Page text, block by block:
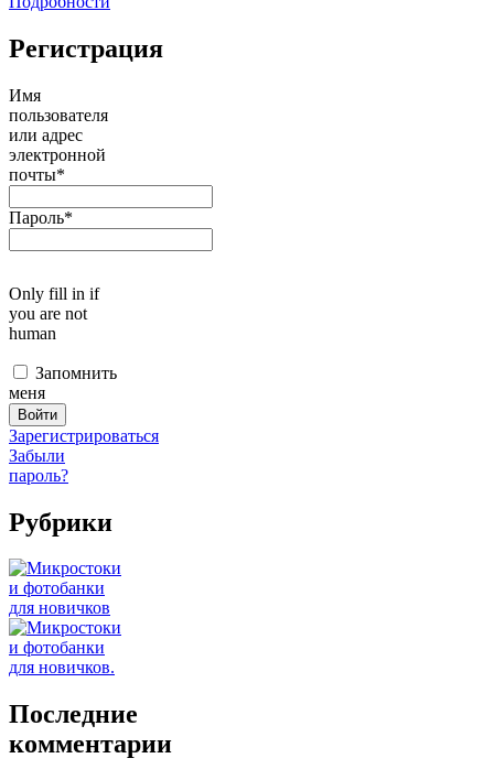
Регистрация
Имя
пользователя
или адрес
электронной
почты*
Пароль*
Only fill in if
you are not
human
Запомнить
меня
Зарегистрироваться
Забыли
пароль?
Рубрики
Последние
комментарии